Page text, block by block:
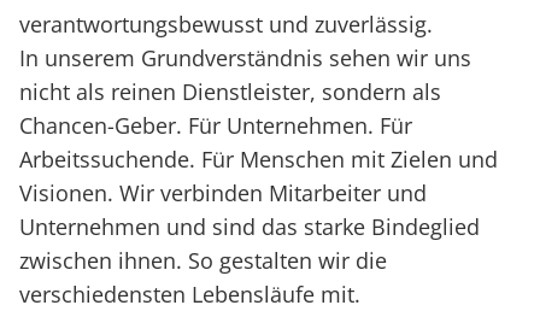
verantwortungsbewusst und zuverlässig.
In unserem Grundverständnis sehen wir uns
nicht als reinen Dienstleister, sondern als
Chancen-Geber. Für Unternehmen. Für
Arbeitssuchende. Für Menschen mit Zielen und
Visionen. Wir verbinden Mitarbeiter und
Unternehmen und sind das starke Bindeglied
zwischen ihnen. So gestalten wir die
verschiedensten Lebensläufe mit.